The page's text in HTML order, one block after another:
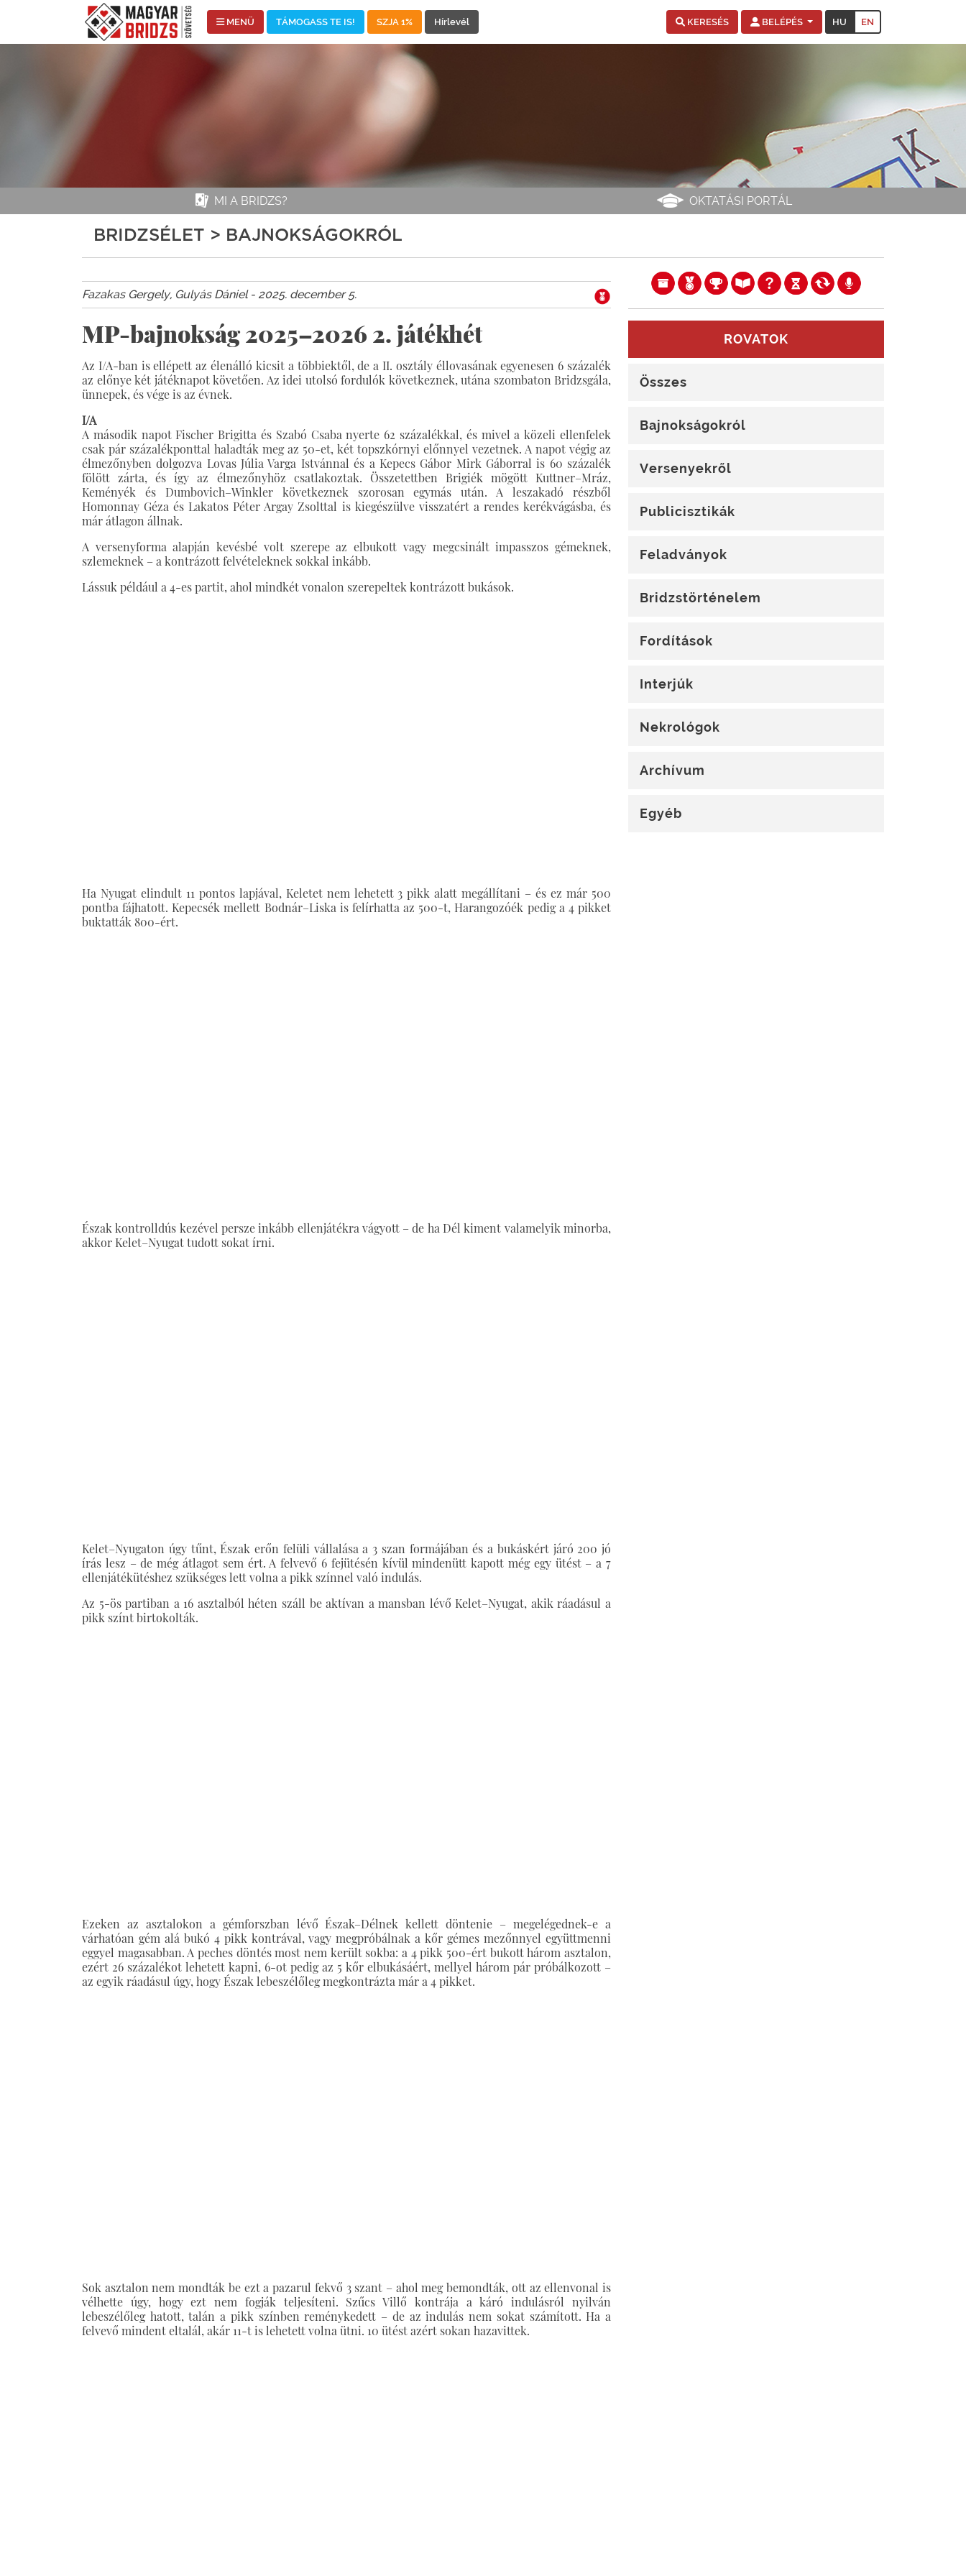
MENÜ TÁMOGASS TE IS! SZJA 1% Hírlevél KERESÉS BELÉPÉS HU EN
MI A BRIDZS? OKTATÁSI PORTÁL
BRIDZSÉLET > BAJNOKSÁGOKRÓL
Fazakas Gergely, Gulyás Dániel - 2025. december 5.
MP-bajnokság 2025–2026 2. játékhét
Az I/A-ban is ellépett az élenálló kicsit a többiektől, de a II. osztály éllovasának egyenesen 6 százalék
az előnye két játéknapot követően. Az idei utolsó fordulók következnek, utána szombaton Bridzsgála,
ünnepek, és vége is az évnek.
I/A
A második napot Fischer Brigitta és Szabó Csaba nyerte 62 százalékkal, és mivel a közeli ellenfelek
csak pár százalékponttal haladták meg az 50-et, két topszkórnyi előnnyel vezetnek. A napot végig az
élmezőnyben dolgozva Lovas Júlia Varga Istvánnal és a Kepecs Gábor Mirk Gáborral is 60 százalék
fölött zárta, és így az élmezőnyhöz csatlakoztak. Összetettben Brigiék mögött Kuttner–Mráz,
Keményék és Dumbovich–Winkler következnek szorosan egymás után. A leszakadó részből
Homonnay Géza és Lakatos Péter Argay Zsolttal is kiegészülve visszatért a rendes kerékvágásba, és
már átlagon állnak.
A versenyforma alapján kevésbé volt szerepe az elbukott vagy megcsinált impasszos gémeknek,
szlemeknek – a kontrázott felvételeknek sokkal inkább.
Lássuk például a 4-es partit, ahol mindkét vonalon szerepeltek kontrázott bukások.
Ha Nyugat elindult 11 pontos lapjával, Keletet nem lehetett 3 pikk alatt megállítani – és ez már 500
pontba fájhatott. Kepecsék mellett Bodnár–Liska is felírhatta az 500-t, Harangozóék pedig a 4 pikket
buktatták 800-ért.
Észak kontrolldús kezével persze inkább ellenjátékra vágyott – de ha Dél kiment valamelyik minorba,
akkor Kelet–Nyugat tudott sokat írni.
Kelet–Nyugaton úgy tűnt, Észak erőn felüli vállalása a 3 szan formájában és a bukáskért járó 200 jó
írás lesz – de még átlagot sem ért. A felvevő 6 fejütésén kívül mindenütt kapott még egy ütést – a 7
ellenjátékütéshez szükséges lett volna a pikk színnel való indulás.
Az 5-ös partiban a 16 asztalból héten száll be aktívan a mansban lévő Kelet–Nyugat, akik ráadásul a
pikk színt birtokolták.
Ezeken az asztalokon a gémforszban lévő Észak–Délnek kellett döntenie – megelégednek-e a
várhatóan gém alá bukó 4 pikk kontrával, vagy megpróbálnak a kőr gémes mezőnnyel együttmenni
eggyel magasabban. A peches döntés most nem került sokba: a 4 pikk 500-ért bukott három asztalon,
ezért 26 százalékot lehetett kapni, 6-ot pedig az 5 kőr elbukásáért, mellyel három pár próbálkozott –
az egyik ráadásul úgy, hogy Észak lebeszélőleg megkontrázta már a 4 pikket.
Sok asztalon nem mondták be ezt a pazarul fekvő 3 szant – ahol meg bemondták, ott az ellenvonal is
vélhette úgy, hogy ezt nem fogják teljesíteni. Szűcs Villő kontrája a káró indulásról nyilván
lebeszélőleg hatott, talán a pikk színben reménykedett – de az indulás nem sokat számított. Ha a
felvevő mindent eltalál, akár 11-t is lehetett volna ütni. 10 ütést azért sokan hazavittek.
ROVATOK
Összes
Bajnokságokról
Versenyekről
Publicisztikák
Feladványok
Bridzstörténelem
Fordítások
Interjúk
Nekrológok
Archívum
Egyéb